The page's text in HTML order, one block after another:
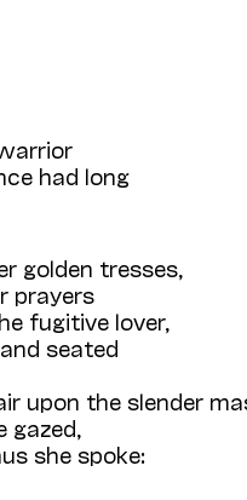
had long
golden tresses,
prayers
fugitive lover,
seated
upon the slender
she spoke: